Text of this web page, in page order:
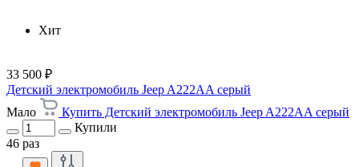
Хит
33 500 ₽
Детский электромобиль Jeep A222AA серый
Мало
Купить Детский электромобиль Jeep A222AA серый
Купили
46 раз